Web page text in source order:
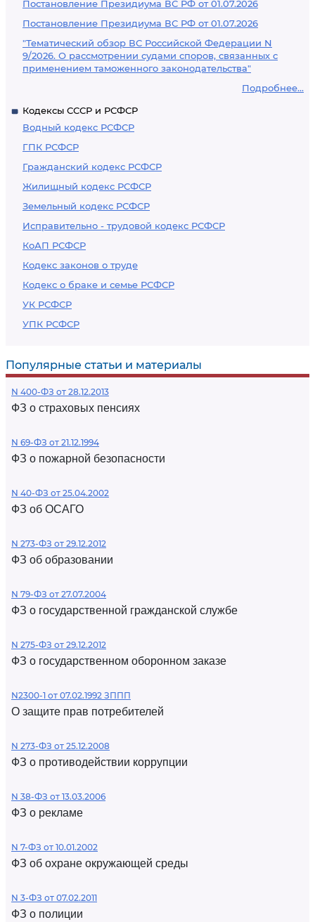
Постановление Президиума ВС РФ от 01.07.2026
Постановление Президиума ВС РФ от 01.07.2026
"Тематический обзор ВС Российской Федерации N
9/2026. О рассмотрении судами споров, связанных с
применением таможенного законодательства"
Подробнее...
Кодексы СССР и РСФСР
Водный кодекс РСФСР
ГПК РСФСР
Гражданский кодекс РСФСР
Жилищный кодекс РСФСР
Земельный кодекс РСФСР
Исправительно - трудовой кодекс РСФСР
КоАП РСФСР
Кодекс законов о труде
Кодекс о браке и семье РСФСР
УК РСФСР
УПК РСФСР
Популярные статьи и материалы
N 400-ФЗ от 28.12.2013
ФЗ о страховых пенсиях
N 69-ФЗ от 21.12.1994
ФЗ о пожарной безопасности
N 40-ФЗ от 25.04.2002
ФЗ об ОСАГО
N 273-ФЗ от 29.12.2012
ФЗ об образовании
N 79-ФЗ от 27.07.2004
ФЗ о государственной гражданской службе
N 275-ФЗ от 29.12.2012
ФЗ о государственном оборонном заказе
N2300-1 от 07.02.1992 ЗППП
О защите прав потребителей
N 273-ФЗ от 25.12.2008
ФЗ о противодействии коррупции
N 38-ФЗ от 13.03.2006
ФЗ о рекламе
N 7-ФЗ от 10.01.2002
ФЗ об охране окружающей среды
N 3-ФЗ от 07.02.2011
ФЗ о полиции